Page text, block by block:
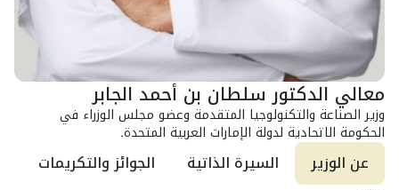
معالي الدكتور سلطان بن أحمد الجابر
وزير الصناعة والتكنولوجيا المتقدمة وعضو مجلس الوزراء في
الحكومة الاتحادية لدولة الإمارات العربية المتحدة.
عن الوزير السيرة الذاتية الجوائز والتكريمات